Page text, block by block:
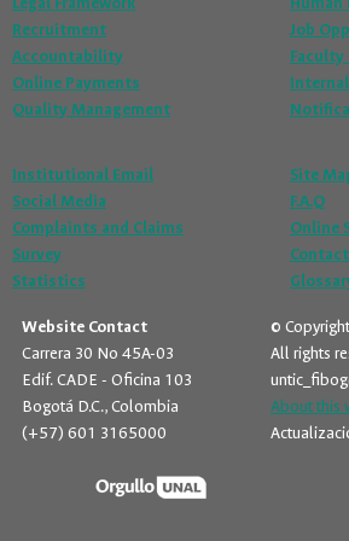
Recruitment
Accountability
Online Payments
Quality Management
Job
Institutional Email
Social Media
Complaints and Claims
Survey
Statistics
Site
F.A.Q
Online
Website Contact
Carrera 30 No 45A-03
Edif. CADE - Oficina 103
Bogotá D.C., Colombia
(+57) 601 3165000
©
All rights
About this